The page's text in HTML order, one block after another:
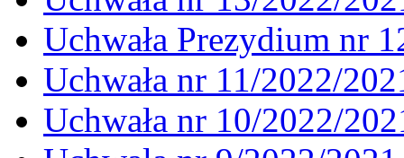
Uchwała Prezydium nr
Uchwała nr 11/2022/
Uchwała nr 10/2022/